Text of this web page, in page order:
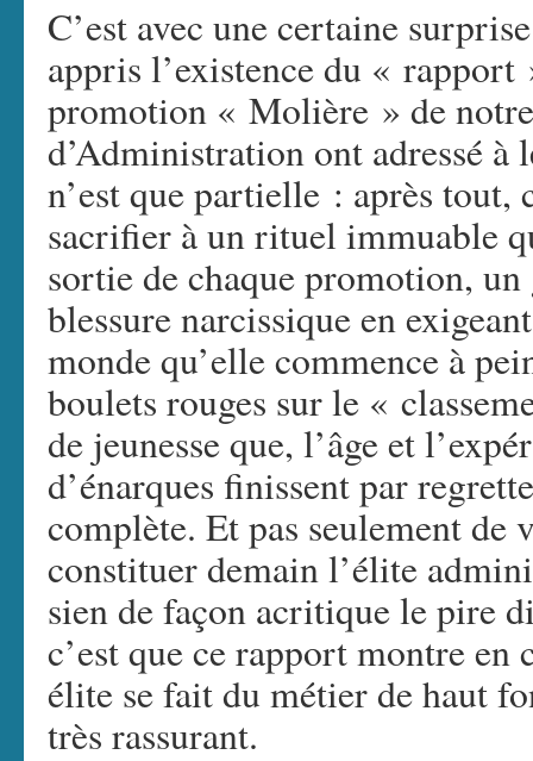
C’est avec une certaine
appris l’existence du « rapport
promotion « Molière » de
d’Administration ont adressé
n’est que partielle : après
sacrifier à un rituel immuable
sortie de chaque promotion, un
blessure narcissique en
monde qu’elle commence à
boulets rouges sur le «
de jeunesse que, l’âge et
d’énarques finissent par
complète. Et pas seulement de
constituer demain l’élite
sien de façon acritique le pire
c’est que ce rapport montre
élite se fait du métier de haut
très rassurant.